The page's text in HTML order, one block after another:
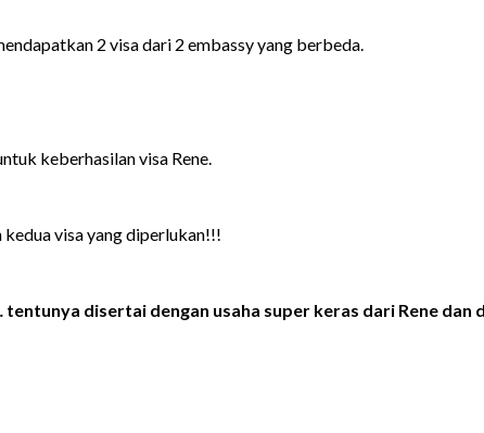
2 visa dari 2 embassy yang berbeda.
keberhasilan visa Rene.
visa yang diperlukan!!!
disertai dengan usaha super keras dari Rene dan